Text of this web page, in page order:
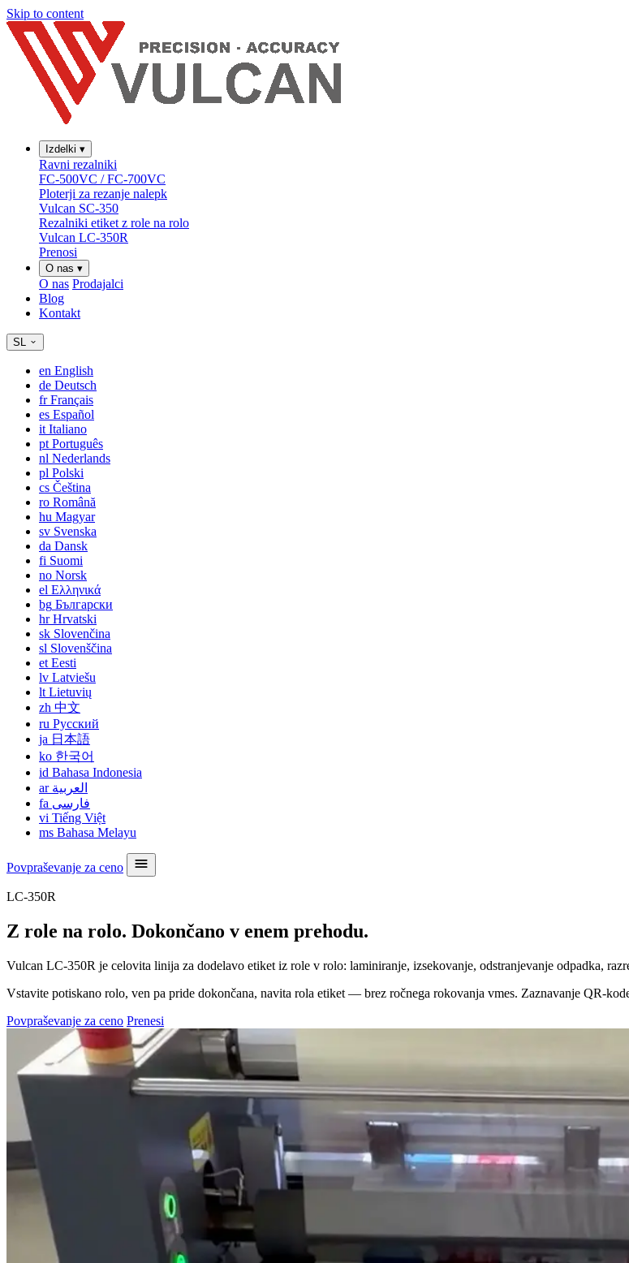
Skip to content
Izdelki ▾
Ravni rezalniki
FC-500VC / FC-700VC
Ploterji za rezanje nalepk
Vulcan SC-350
Rezalniki etiket z role na rolo
Vulcan LC-350R
Prenosi
O nas ▾
O nas Prodajalci
Blog
Kontakt
SL
en English
de Deutsch
frFrançais
es Español
it Italiano
pt Português
nl Nederlands
pl Polski
cs Čeština
ro Română
hu Magyar
sv Svenska
da Dansk
fi Suomi
no Norsk
el Ελληνικά
bg Български
hrHrvatski
sk Slovenčina
sl Slovenščina
et Eesti
lv Latviešu
lt Lietuvių
zh 中文
ru Русский
ja 日本語
ko 한국어
id Bahasa Indonesia
ar العربية
fa فارسی
vi Tiếng Việt
ms Bahasa Melayu
Povpraševanje za ceno
LC-350R
Z role na rolo. Dokončano v enem prehodu.
Vulcan LC-350R je celovita linija za dodelavo etiket iz role v rolo: laminiranje, izsekovanje, odstranjevanje odpadka,
Vstavite potiskano rolo, ven pa pride dokončana, navita rola etiket — brez ročnega rokovanja vmes. Zaznavanje QR-
Povpraševanje za ceno Prenesi